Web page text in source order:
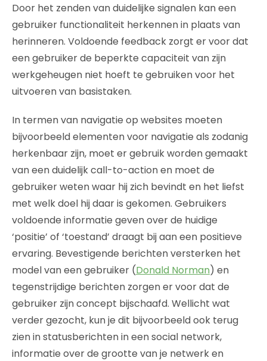
Door het zenden van duidelijke signalen kan een
gebruiker functionaliteit herkennen in plaats van
herinneren. Voldoende feedback zorgt er voor dat
een gebruiker de beperkte capaciteit van zijn
werkgeheugen niet hoeft te gebruiken voor het
uitvoeren van basistaken.
In termen van navigatie op websites moeten
bijvoorbeeld elementen voor navigatie als zodanig
herkenbaar zijn, moet er gebruik worden gemaakt
van een duidelijk call-to-action en moet de
gebruiker weten waar hij zich bevindt en het liefst
met welk doel hij daar is gekomen. Gebruikers
voldoende informatie geven over de huidige
‘positie’ of ‘toestand’ draagt bij aan een positieve
ervaring. Bevestigende berichten versterken het
model van een gebruiker (Donald Norman) en
tegenstrijdige berichten zorgen er voor dat de
gebruiker zijn concept bijschaafd. Wellicht wat
verder gezocht, kun je dit bijvoorbeeld ook terug
zien in statusberichten in een social network,
informatie over de grootte van je netwerk en